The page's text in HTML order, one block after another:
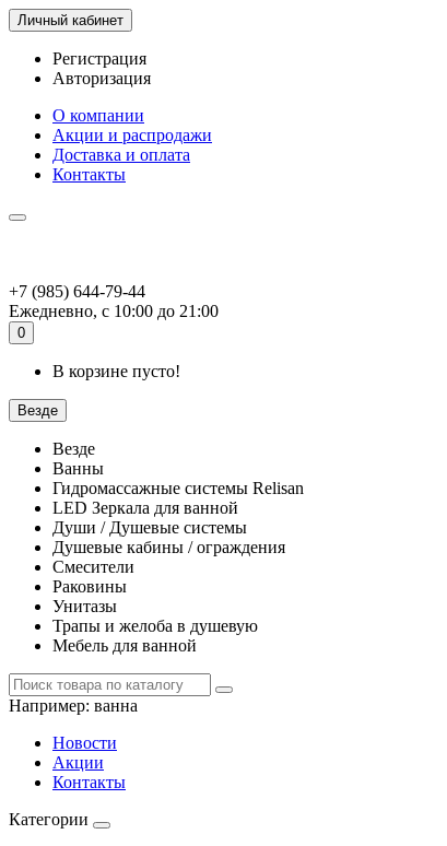
Личный кабинет
Регистрация
Авторизация
О компании
Акции и распродажи
Доставка и оплата
Контакты
+7 (985) 644-79-44
Ежедневно, с 10:00 до 21:00
0
В корзине пусто!
Везде
Везде
Ванны
Гидромассажные системы Relisan
LED Зеркала для ванной
Души / Душевые системы
Душевые кабины / ограждения
Смесители
Раковины
Унитазы
Трапы и желоба в душевую
Мебель для ванной
Например: ванна
Новости
Акции
Контакты
Категории